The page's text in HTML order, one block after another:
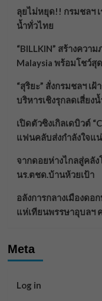
ลุยไม่หยุด!! กรมชลฯ
น้ำทั่วไทย
“BILLKIN” สร้างควา
Malaysia พร้อมโชว์สุ
“สุริยะ” สั่งกรมชลฯ เ
บริหารเชิงรุกลดเสี่ยง
เปิดตัวซิงเกิลเดบิวต์
แฟนคลับส่งกำลังใจแ
จากดอยห่างไกลสู่คลั
นร.ตชด.บ้านห้วยเป้า
อลังการกลางเมืองดอ
แห่เทียนพรรษาอุบลฯ
Meta
Log in